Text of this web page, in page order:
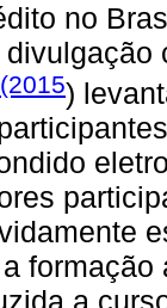
no
)
a